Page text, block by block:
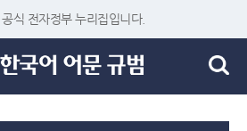
식 전자정부 누리집입니다.